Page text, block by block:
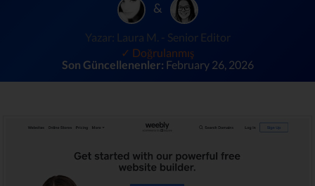
&
Yazar: Laura M. - Senior Editor
✓ Doğrulanmış
Son Güncellenenler: February 26, 2026